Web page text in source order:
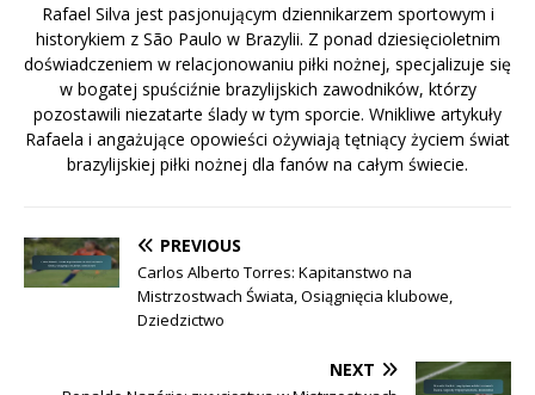
Rafael Silva jest pasjonującym dziennikarzem sportowym i
historykiem z São Paulo w Brazylii. Z ponad dziesięcioletnim
doświadczeniem w relacjonowaniu piłki nożnej, specjalizuje się
w bogatej spuściźnie brazylijskich zawodników, którzy
pozostawili niezatarte ślady w tym sporcie. Wnikliwe artykuły
Rafaela i angażujące opowieści ożywiają tętniący życiem świat
brazylijskiej piłki nożnej dla fanów na całym świecie.
PREVIOUS
Carlos Alberto Torres: Kapitanstwo na
Mistrzostwach Świata, Osiągnięcia klubowe,
Dziedzictwo
NEXT